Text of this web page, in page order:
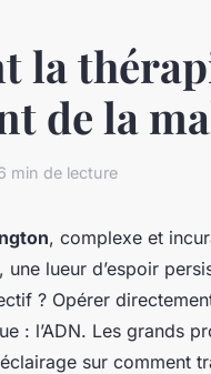
la
de la
min de lecture
, complexe et
une lueur d’espoir
? Opérer
: l’ADN. Les grands
sur comment